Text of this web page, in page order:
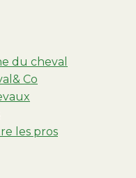
du cheval
Co
les pros